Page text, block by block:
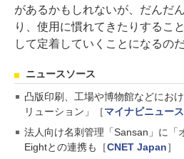
があるかもしれないが、だんだ
り、使用に慣れてきたりするこ
して定着していくことになるのだ
ニュースソース
凸版印刷、工場や博物館などにお
リューション」［マイナビニュース
法人向け名刺管理「Sansan」に「
Eightとの連携も［CNET Japan］